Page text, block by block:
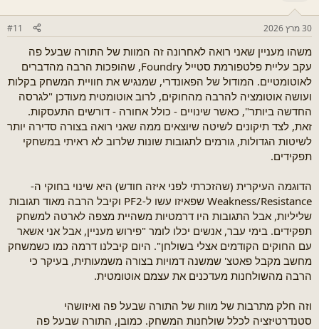
30 מרץ 2026 #11
משהו מעניין שאני רואה לאחרונה זה המוות של התורה שבעל פה
עקב עליית פלטפורמת סטייל Foundry, שהופכות הרבה מהדברים
לאוטומטיים. המודול של הפאונדרי, שמנגיש את חוויית המשחק בקלות
ועושה אוטומציה להרבה מהחוקים, לרוב אוטומטית מעודכן "לגרסה
החדשה ביותר", כאשר שינויים - כולל אחורה - דורשים התעסקות.
זאת, לצד תיקונים לשיטה שיוצאים ממה שאני רואה בצורה סדירה יותר
לשיטות הגדולות, גורמים לתגובות שונות שלרוב לא ראיתי במשחקי
תפקידים.
הדוגמה העיקרית (שהזכרתי לפני איזה חודש) היא שינוי בחוקי ה-
Weakness/Resistance שפאיזו עשו ל-PF2 וקיבל הרבה מאוד תגובות
שליליות, אבל התגובות היו דרמטיות משהיית מצפה לארטה למשחק
תפקידים. בימי עבר, אנשים יכלו לומר "פירוש מעניין, אבל אני אשאר
עם החוקים הקודמים אצלי בשולחן". היום קיבלנו דרמה כמו כשמשחק
מחשב מקבל פאטצ' שמשנה דמויות בצורה משמעותית, בעיקר כי
הרבה מהשולחנות מעדכנים את עצמם אוטומטית.
וזה חלק מתרבות של מוות של התורה שבעל פה ואיזושהי
סטנדרטיזציה לכלל שולחנות המשחק. כמובן, התורה שבעל פה